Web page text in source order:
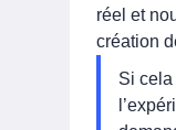
réel et
création
Si cela